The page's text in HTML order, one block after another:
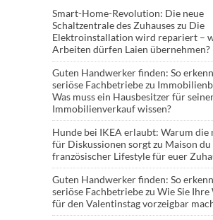
Smart-Home-Revolution: Die neue
Schaltzentrale des Zuhauseszu Die
Elektroinstallation wird repariert –
Arbeiten dürfen Laien übernehmen?
Guten Handwerker finden: So
seriöse Fachbetriebezu
Was muss ein Hausbesitzer für
Immobilienverkauf wissen?
Hunde bei IKEA erlaubt: Warum die
für Diskussionen sorgtzu Maison
französischer Lifestyle für euer
Guten Handwerker finden: So
seriöse Fachbetriebezu Wie Sie
für den Valentinstag vorzeigbar